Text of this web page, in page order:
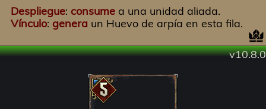
Despliegue: consume a una unidad aliada.
Vínculo: genera un Huevo de arpía en esta fila.
v10.8.0